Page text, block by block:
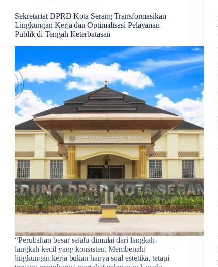
Sekretariat DPRD Kota Serang Transformasikan
Lingkungan Kerja dan Optimalisasi Pelayanan
Publik di Tengah Keterbatasan
​“Perubahan besar selalu dimulai dari langkah-
langkah kecil yang konsisten. Membenahi
lingkungan kerja bukan hanya soal estetika, tetapi